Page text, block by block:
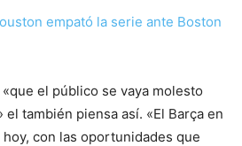
empató la serie ante Boston
el público se vaya molesto
también piensa así. «El Barça en
con las oportunidades que